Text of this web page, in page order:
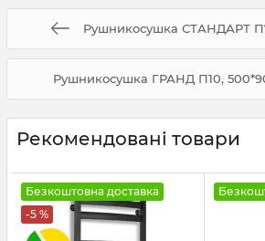
Рушникосушка СТАНДАРТ
Рушникосушка ГРАНД П10,
Рекомендовані товари
Безкоштовна доставка
-5 %